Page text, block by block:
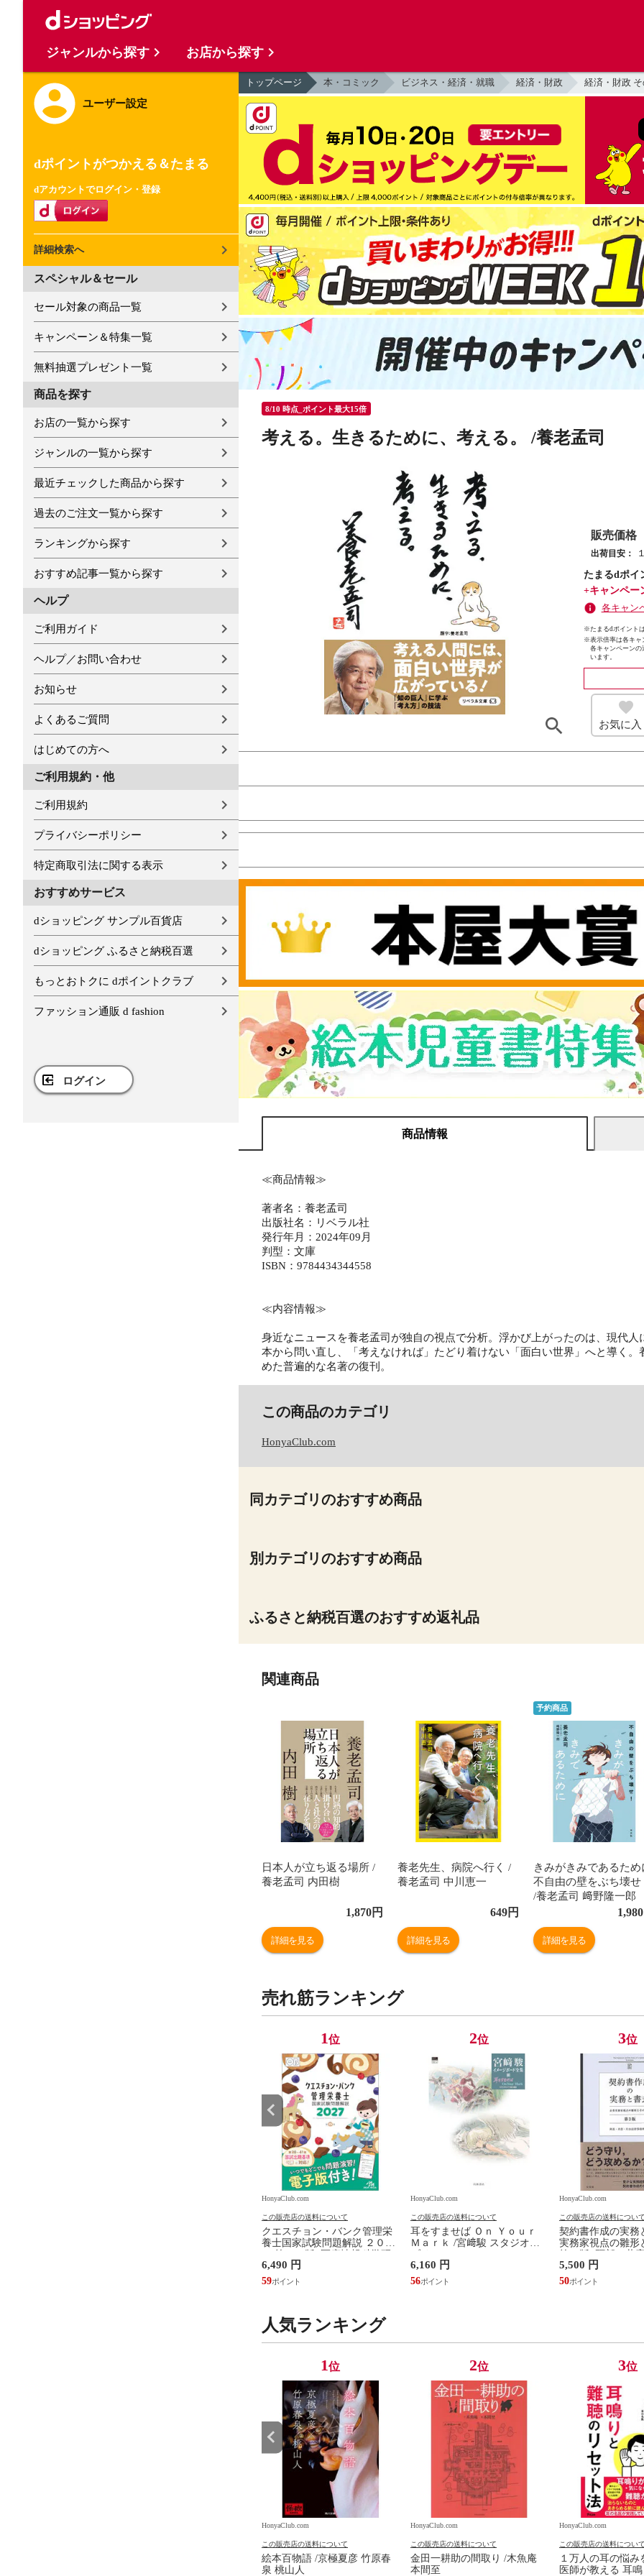
ユーザー設定
dポイントがつかえる＆たまる
dアカウントでログイン・登録
詳細検索へ
スペシャル＆セール
セール対象の商品一覧
キャンペーン＆特集一覧
無料抽選プレゼント一覧
商品を探す
お店の一覧から探す
ジャンルの一覧から探す
最近チェックした商品から探す
過去のご注文一覧から探す
ランキングから探す
おすすめ記事一覧から探す
ヘルプ
ご利用ガイド
ヘルプ／お問い合わせ
お知らせ
よくあるご質問
はじめての方へ
ご利用規約・他
ご利用規約
プライバシーポリシー
特定商取引法に関する表示
おすすめサービス
dショッピング サンプル百貨店
dショッピング ふるさと納税百選
もっとおトクに dポイントクラブ
ファッション通販 d fashion
ログイン
トップページ 本・コミック ビジネス・経済・就職 経済・財政 経済・財政
8/10 時点_ポイント最大15倍
考える。生きるために、考える。 /養老孟司
販売価格
出荷目安：
たまるdポイ
+キャンペー
各キャン
※たまるdポイント
※表示倍率は各キャ
各キャンペーンの
います。
お気に入
商品情報
≪商品情報≫
著者名：養老孟司
出版社名：リベラル社
発行年月：2024年09月
判型：文庫
ISBN：9784434344558
≪内容情報≫
身近なニュースを養老孟司が独自の視点で分析。浮かび上がったのは、現代
本から問い直し、「考えなければ」たどり着けない「面白い世界」へと導く
めた普遍的な名著の復刊。
この商品のカテゴリ
HonyaClub.com
同カテゴリのおすすめ商品
別カテゴリのおすすめ商品
ふるさと納税百選のおすすめ返礼品
関連商品
日本人が立ち返る場所 /
養老孟司 内田樹
1,870円
詳細を見る
養老先生、病院へ行く /
養老孟司 中川恵一
649円
詳細を見る
予約商品
きみがきみであるため
不自由の壁をぶち壊せ
/養老孟司 﨑野隆一郎
1,980
詳細を見る
売れ筋ランキング
1位
HonyaClub.com
この販売店の送料について
クエスチョン・バンク管理栄
養士国家試験問題解説 ２０２
究所
6,490 円
59
2位
HonyaClub.com
この販売店の送料について
耳をすませば Ｏｎ Ｙｏｕｒ
Ｍａｒｋ /宮﨑駿 スタジオジ
6,160 円
56
3位
HonyaClub.com
この販売店の送料につい
契約書作成の実務
実務家視点の雛形
5,500 円
50
人気ランキング
1位
HonyaClub.com
この販売店の送料について
絵本百物語 /京極夏彦 竹原春
泉 桃山人
2位
HonyaClub.com
この販売店の送料について
金田一耕助の間取り /木魚庵
本間至
3位
HonyaClub.com
この販売店の送料につい
１万人の耳の悩み
医師が教える 耳
ジャンルから探す お店から探す